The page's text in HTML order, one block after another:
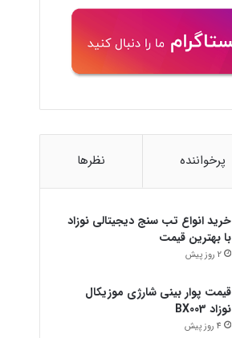
پرخواننده نظرها
خرید انواع تب سنج دیجیتالی نوزاد
با بهترین قیمت
2 روز پیش
قیمت پوار بینی شارژی موزیکال
نوزاد BX003
4 روز پیش